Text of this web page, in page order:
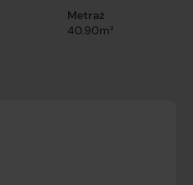
Metraż
40.90m²